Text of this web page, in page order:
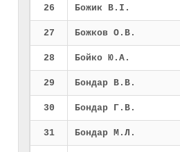
26 Божик В.І.
27 Божков О.В.
28 Бойко Ю.А.
29 Бондар В.В.
30 Бондар Г.В.
31 Бондар М.Л.